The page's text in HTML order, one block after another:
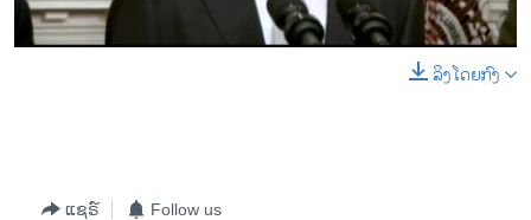
SHARE
ລິງໂດຍກົງ
ແຊຣ໌ Follow us